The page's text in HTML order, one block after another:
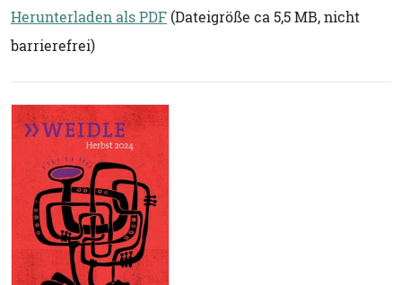
Herunterladen als PDF (Dateigröße ca 5,5 MB, nicht
barrierefrei)